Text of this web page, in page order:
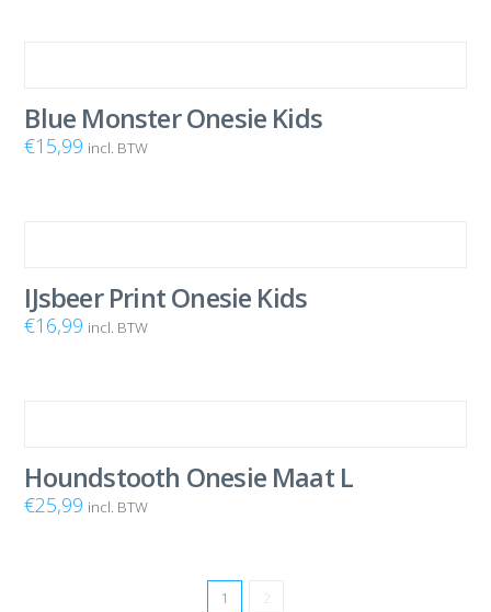
Blue Monster Onesie Kids
€15,99 incl. BTW
IJsbeer Print Onesie Kids
€16,99 incl. BTW
Houndstooth Onesie Maat L
€25,99 incl. BTW
1 2